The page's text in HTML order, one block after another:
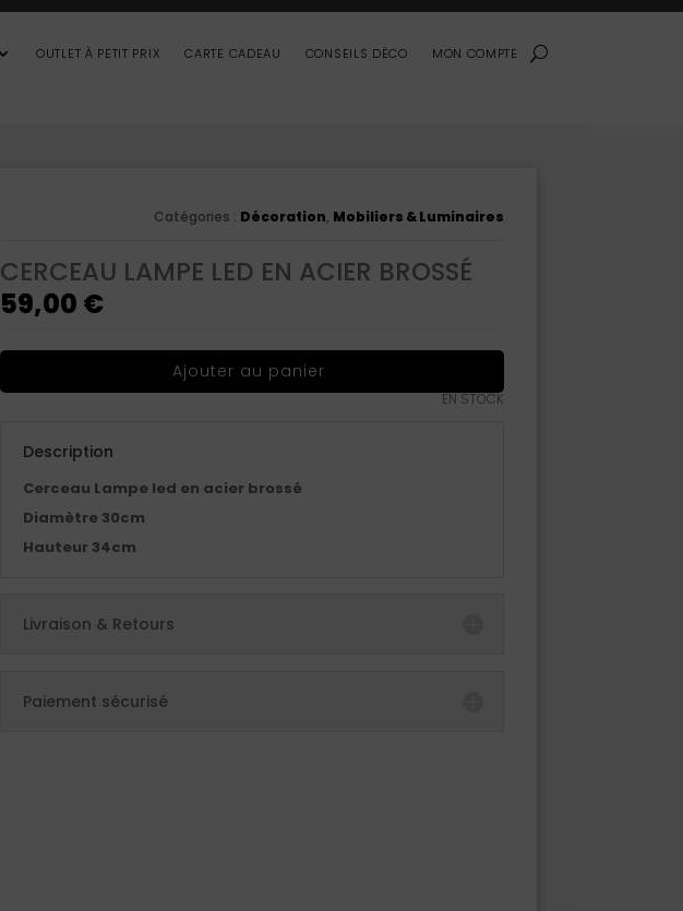
OUTLET À PETIT PRIX CARTE CADEAU CONSEILS DÉCO MON COMPTE
Catégories : Décoration, Mobiliers & Luminaires
CERCEAU LAMPE LED EN ACIER BROSSÉ
59,00 €
Ajouter au panier
EN STOCK
Description
Cerceau Lampe led en acier brossé
Diamètre 30cm
Hauteur 34cm
Livraison & Retours
Paiement sécurisé